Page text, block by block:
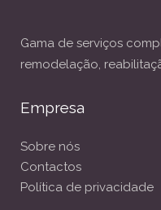
Gama de serviços
remodelação,
Empresa
Sobre nós
Contactos
Política de privacidade